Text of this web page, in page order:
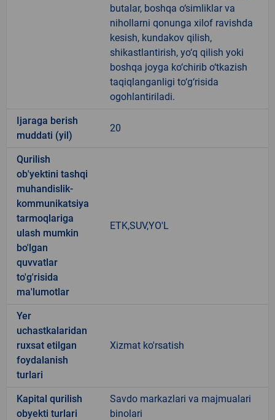
butalar, boshqa o‘simliklar va
nihollarni qonunga xilof ravishda
kesish, kundakov qilish,
shikastlantirish, yo‘q qilish yoki
boshqa joyga ko‘chirib o‘tkazish
taqiqlanganligi to‘g‘risida
ogohlantiriladi.
Ijaraga berish
muddati (yil)
20
Qurilish
ob'yektini tashqi
muhandislik-
kommunikatsiya
tarmoqlariga
ulash mumkin
bo'lgan
quvvatlar
to'g'risida
ma'lumotlar
ETK,SUV,YO'L
Yer
uchastkalaridan
ruxsat etilgan
foydalanish
turlari
Xizmat ko'rsatish
Kapital qurilish
obyekti turlari
Savdo markazlari va majmualari
binolari